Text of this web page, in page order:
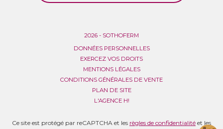
2026 - SOTHOFERM
DONNÉES PERSONNELLES
EXERCEZ VOS DROITS
MENTIONS LÉGALES
CONDITIONS GÉNÉRALES DE VENTE
PLAN DE SITE
L'AGENCE H!
Ce site est protégé par reCAPTCHA et les règles de confidentialité et les